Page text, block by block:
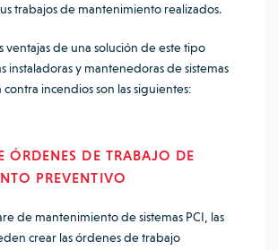
trabajos de mantenimiento realizados.
ventajas de una solución de este tipo
instaladoras y mantenedoras de sistemas
incendios son las siguientes:
ÓRDENES DE TRABAJO DE
PREVENTIVO
de mantenimiento de sistemas PCI, las
crear las órdenes de trabajo